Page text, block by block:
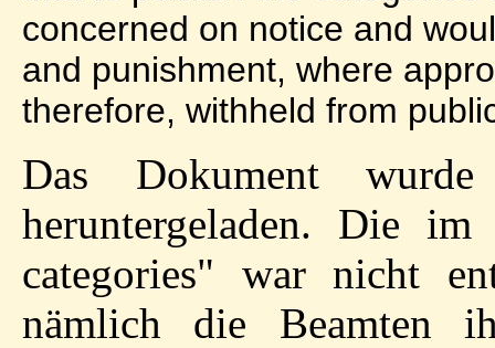
concerned on notice and
and punishment, where
therefore, withheld from
Das Dokument
heruntergeladen. Die
categories" war nicht
nämlich die Beamten